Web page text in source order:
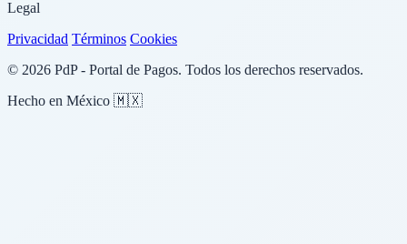
Legal
Privacidad Términos Cookies
© 2026 PdP - Portal de Pagos. Todos los derechos reservados.
Hecho en México 🇲🇽